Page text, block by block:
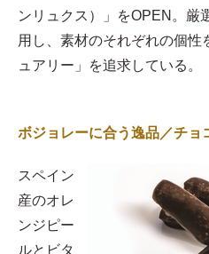
ンリュクス）」をOPEN。厳
用し、素材のそれぞれの個
ュアリー」を追求している。
ボジョレーに合う逸品／チョ
スペイン
産のオレ
ンジピー
ルとビタ